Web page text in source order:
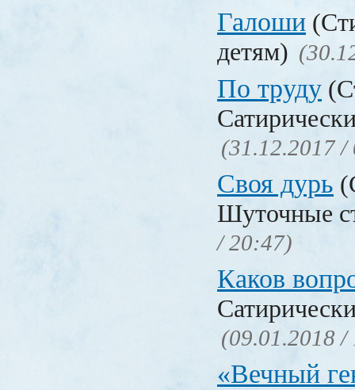
Галоши
детям)
По труду
(31.12.2017 /
Своя дурь
Шуточные
/ 20:47)
Каков
(09.01.2018 /
«Вечный